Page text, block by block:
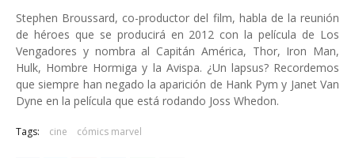
Stephen Broussard, co-productor del film, habla de la reunión
de héroes que se producirá en 2012 con la película de Los
Vengadores y nombra al Capitán América, Thor, Iron Man,
Hulk, Hombre Hormiga y la Avispa. ¿Un lapsus? Recordemos
que siempre han negado la aparición de Hank Pym y Janet Van
Dyne en la película que está rodando Joss Whedon.
Tags: cine cómics marvel